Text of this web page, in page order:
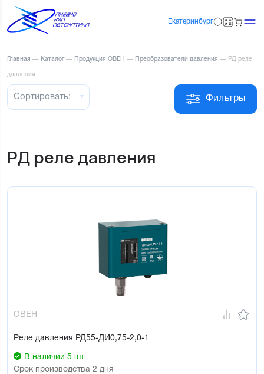
Екатеринбург
Главная — Каталог — Продукция ОВЕН — Преобразователи давления — РД реле
давления
Фильтры
Сортировать:
РД реле давления
ОВЕН
Реле давления РД55-ДИ0,75-2,0-1
В наличии 5 шт
Срок производства 2 дня